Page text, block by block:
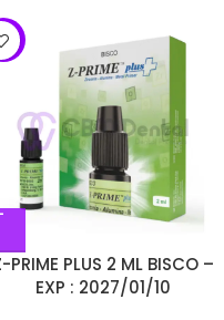
PRIME PLUS 2 ML BISCO –
EXP : 2027/01/10